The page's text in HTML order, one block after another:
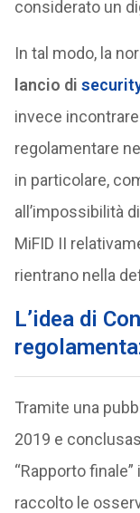
considerato un
In tal modo, la
lancio di
invece
regolamentare
in particolare,
all’impossibilità
MiFID II
rientrano nella
L’idea di
Tramite una
2019 e
“Rapporto
raccolto le